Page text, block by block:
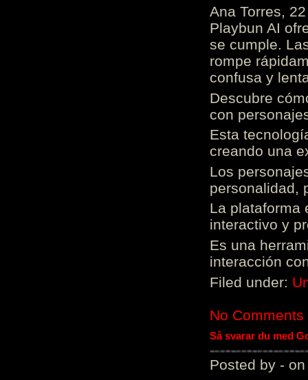
Ana Torres,
Playbun AI
se cumple.
rompe
confusa y
Descubre
con
Esta
creando una
Los
personalidad,
La plataforma
interactivo y
Es una
interacción
Filed under:
No Comments
Så svarar du med
Posted by - on